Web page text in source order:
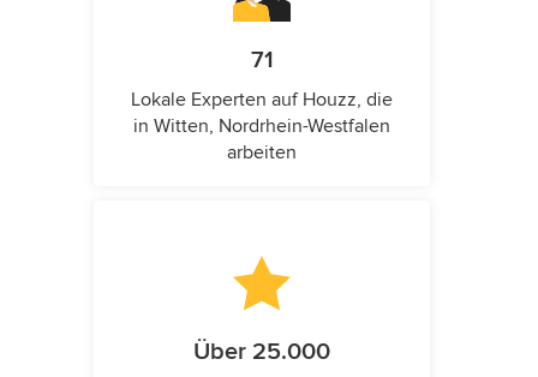
71
Lokale Experten auf Houzz, die
in Witten, Nordrhein-Westfalen
arbeiten
Über 25.000